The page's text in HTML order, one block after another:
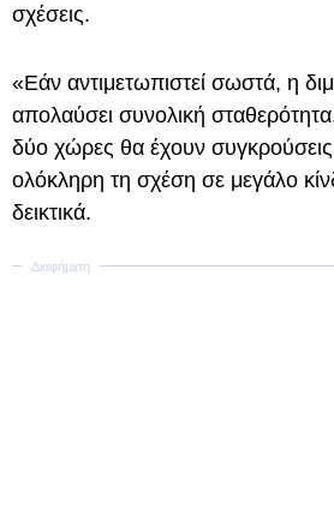
σχέσεις.
«Εάν αντιμετωπιστεί σωστά, η
απολαύσει συνολική
δύο χώρες θα έχουν
ολόκληρη τη σχέση σε μεγάλο
δεικτικά.